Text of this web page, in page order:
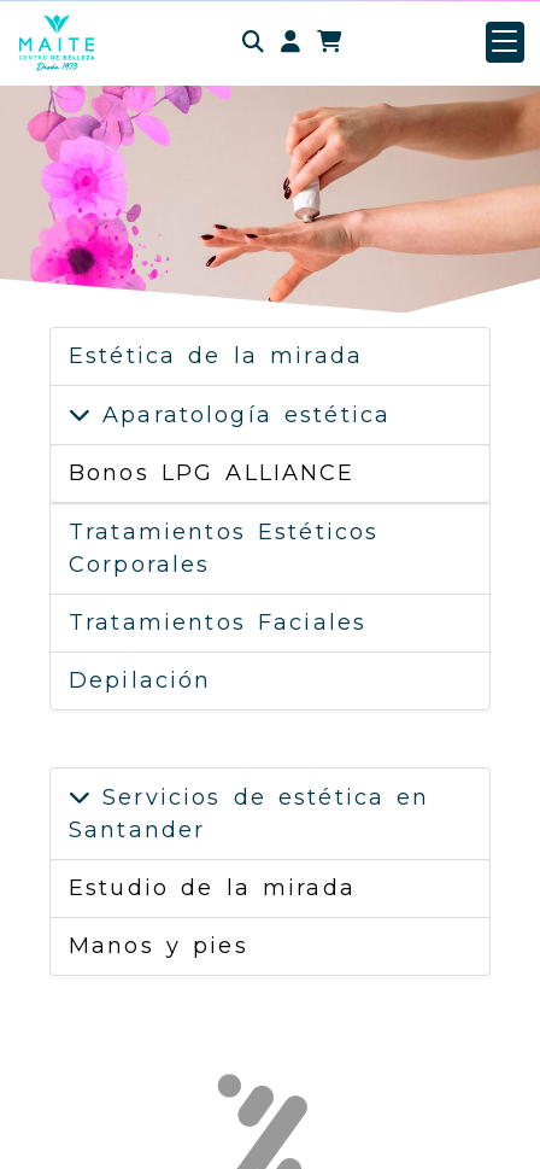
Identifícate
Estética de la mirada
Aparatología estética
Bonos LPG ALLIANCE
Tratamientos Estéticos
Corporales
Tratamientos Faciales
Depilación
Servicios de estética en
Santander
Estudio de la mirada
Manos y pies